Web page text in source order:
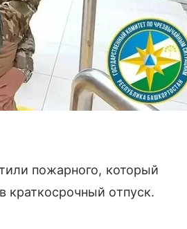
пожарного, который
отпуск.